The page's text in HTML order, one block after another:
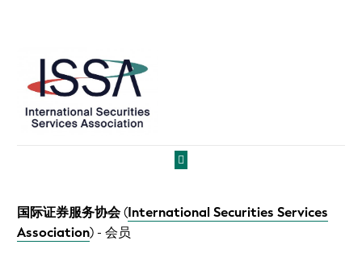
国际证券服务协会(International Securities Services
Association) - 会员